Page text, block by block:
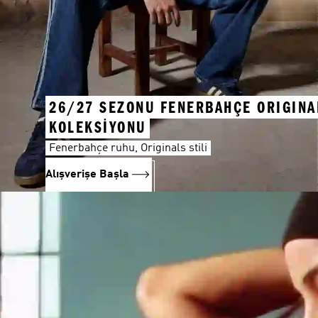
26/27 SEZONU FENERBAHÇE
KOLEKSİYONU
Fenerbahçe ruhu, Originals stili
Alışverişe Başla